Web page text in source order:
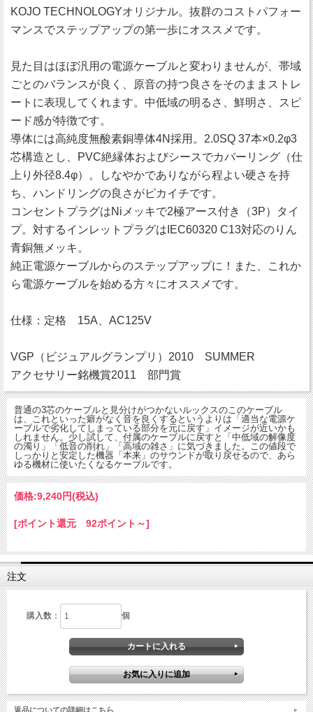
KOJO TECHNOLOGYオリジナル。抜群のコストパフォー
マンスでステップアップの第一歩にオススメです。
見た目はほぼ汎用の電源ケーブルと変わりませんが、帯域
ごとのバランスが良く、原音の持つ良さをそのままストレ
ートに表現してくれます。中低域の明るさ、鮮明さ、スピ
ード感が特徴です。
導体には高純度無酸素銅導体4N採用。2.0SQ 37本×0.2φ3
芯構造とし、PVC絶縁体およびシースでカバーリング（仕
上り外径8.4φ）。しなやかでありながら程よい硬さを持
ち、ハンドリングの良さがピカイチです。
コンセントプラグはNiメッキで2極アース付き（3P）タイ
プ。対するインレットプラグはIEC60320 C13対応のりん
青銅無メッキ。
純正電源ケーブルからのステップアップに！また、これか
ら電源ケーブルを始める方々にオススメです。
仕様：定格 15A、AC125V
VGP（ビジュアルグランプリ）2010 SUMMER
アクセサリー銘機賞2011 部門賞
普通の3芯のケーブルと見分けがつかないルックスのこのケーブル
は、これといった癖がなく音を良くするというよりは「適当な電源ケ
ーブルで劣化してしまっている部分を元に戻す」イメージが近いかも
しれません。少し試して、付属のケーブルに戻すと「中低域の解像度
の濁り」「低音の削れ」「高域の雑さ」に気づきました。この値段で
しっかりと安定した機器「本来」のサウンドが取り戻せるので、あら
ゆる機材に使いたくなるケーブルです。
価格:9,240円(税込)
[ポイント還元 92ポイント～]
注文
購入数： 個
返品についての詳細はこちら